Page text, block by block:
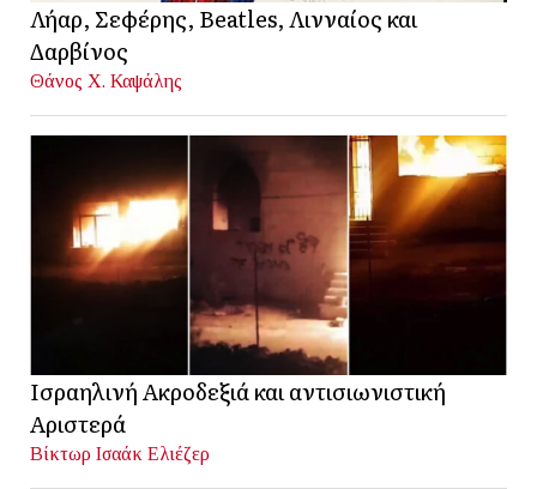
Λήαρ, Σεφέρης, Beatles, Λινναίος και
Δαρβίνος
Θάνος Χ. Καψάλης
Ισραηλινή Ακροδεξιά και αντισιωνιστική
Αριστερά
Βίκτωρ Ισαάκ Ελιέζερ